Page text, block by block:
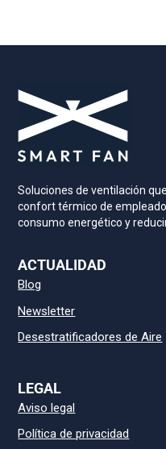
Soluciones de ventilación
confort térmico de
consumo energético y
ACTUALIDAD
Blog
Newsletter
Desestratificadores de Aire
LEGAL
Aviso legal
Política de privacidad